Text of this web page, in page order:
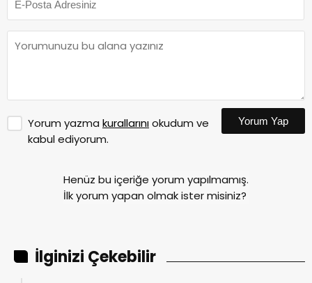
Yorum yazma kurallarınıokudum ve
kabul ediyorum.
Yorum Yap
Henüz bu içeriğe yorum yapılmamış.
İlk yorum yapan olmak ister misiniz?
İlginizi Çekebilir